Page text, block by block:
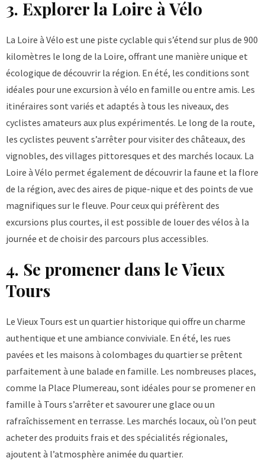
3. Explorer la Loire à Vélo
La Loire à Vélo est une piste cyclable qui s’étend sur plus de 900
kilomètres le long de la Loire, offrant une manière unique et
écologique de découvrir la région. En été, les conditions sont
idéales pour une excursion à vélo en famille ou entre amis. Les
itinéraires sont variés et adaptés à tous les niveaux, des
cyclistes amateurs aux plus expérimentés. Le long de la route,
les cyclistes peuvent s’arrêter pour visiter des châteaux, des
vignobles, des villages pittoresques et des marchés locaux. La
Loire à Vélo permet également de découvrir la faune et la flore
de la région, avec des aires de pique-nique et des points de vue
magnifiques sur le fleuve. Pour ceux qui préfèrent des
excursions plus courtes, il est possible de louer des vélos à la
journée et de choisir des parcours plus accessibles.
4. Se promener dans le Vieux
Tours
Le Vieux Tours est un quartier historique qui offre un charme
authentique et une ambiance conviviale. En été, les rues
pavées et les maisons à colombages du quartier se prêtent
parfaitement à une balade en famille. Les nombreuses places,
comme la Place Plumereau, sont idéales pourse promener en
famille à Tours s’arrêter et savourer une glace ou un
rafraîchissement en terrasse. Les marchés locaux, où l’on peut
acheter des produits frais et des spécialités régionales,
ajoutent à l’atmosphère animée du quartier.